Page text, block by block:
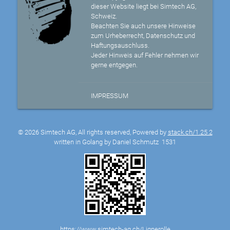
dieser Website liegt bei Simtech AG,
Schweiz.
Beachten Sie auch unsere Hinweise
zum Urheberrecht, Datenschutz und
Haftungsauschluss.
Jeder Hinweis auf Fehler nehmen wir
gerne entgegen.
IMPRESSUM
© 2026 Simtech AG, All rights reserved, Powered by stack.ch/1.25.2
written in Golang by Daniel Schmutz 1531